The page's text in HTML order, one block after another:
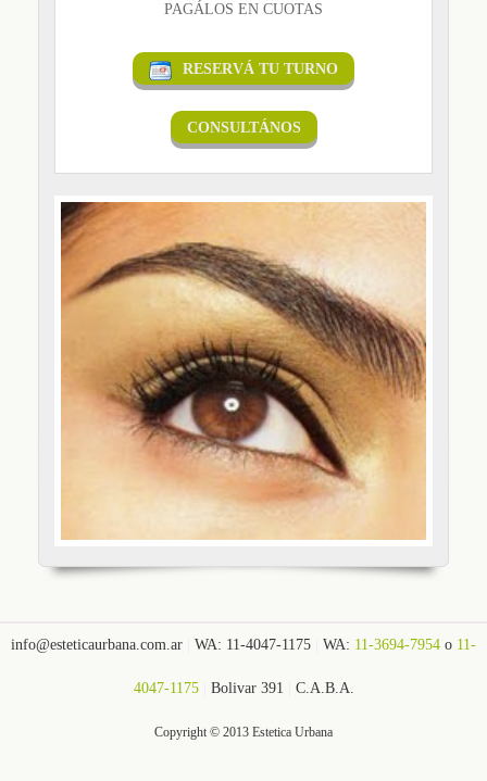
PAGÁLOS EN CUOTAS
RESERVÁ TU TURNO
CONSULTÁNOS
info@esteticaurbana.com.ar WA: 11-4047-1175 WA: 11-3694-7954 o 11-
4047-1175 Bolivar 391 C.A.B.A.
Copyright © 2013 Estetica Urbana